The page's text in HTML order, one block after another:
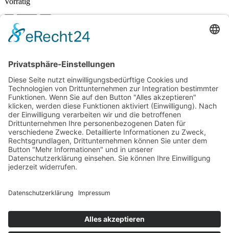
In den Warenkorb
Vergleichen
Beginnen Sie mit der Eingabe, um die gewünschten Beiträge
anzuzeigen.
Kostenloser Versand ab 75,- €